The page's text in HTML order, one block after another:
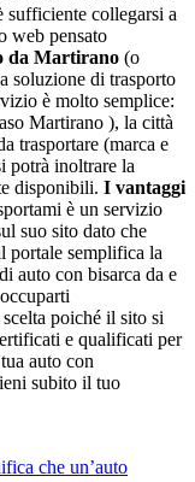
sufficiente collegarsi a
web pensato
da Martirano (o
soluzione di trasporto
è molto semplice:
Martirano ), la città
trasportare (marca e
potrà inoltrare la
disponibili. I vantaggi
è un servizio
suo sito dato che
portale semplifica la
auto con bisarca da e
poiché il sito si
e qualificati per
auto con
subito il tuo